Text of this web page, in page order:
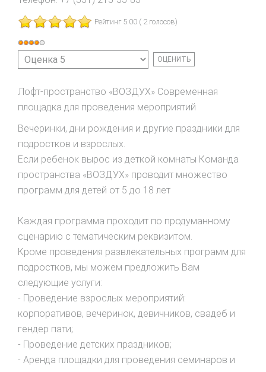
Рейтинг 5.00 ( 2 голосов)
Рейтинг:
4/5
Пожалуйста,
Лофт-пространство «ВОЗДУХ» Современная
площадка для проведения мероприятий
Вечеринки, дни рождения и другие праздники для
подростков и взрослых.
Если ребенок вырос из деткой комнаты Команда
пространства «ВОЗДУХ» проводит множество
программ для детей от 5 до 18 лет
Каждая программа проходит по продуманному
сценарию с тематическим реквизитом.
Кроме проведения развлекательных программ для
подростков, мы можем предложить Вам
следующие услуги:
- Проведение взрослых мероприятий:
корпоративов, вечеринок, девичников, свадеб и
гендер пати;
- Проведение детских праздников;
- Аренда площадки для проведения семинаров и